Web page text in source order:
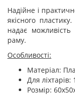
Надійне і
якісного
надає
раму.
Особливості:
Матеріал:
Для
Розмір: